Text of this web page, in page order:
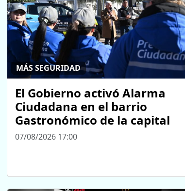
MÁS SEGURIDAD
El Gobierno activó Alarma
Ciudadana en el barrio
Gastronómico de la capital
07/08/2026 17:00